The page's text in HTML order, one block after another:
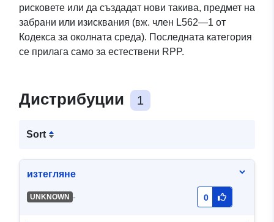
рисковете или да създадат нови такива, предмет на
забрани или изисквания (вж. член L562—1 от
Кодекса за околната среда). Последната категория
се прилага само за естествени RPP.
Дистрибуции 1
Sort
изтегляне
UNKNOWN - 0